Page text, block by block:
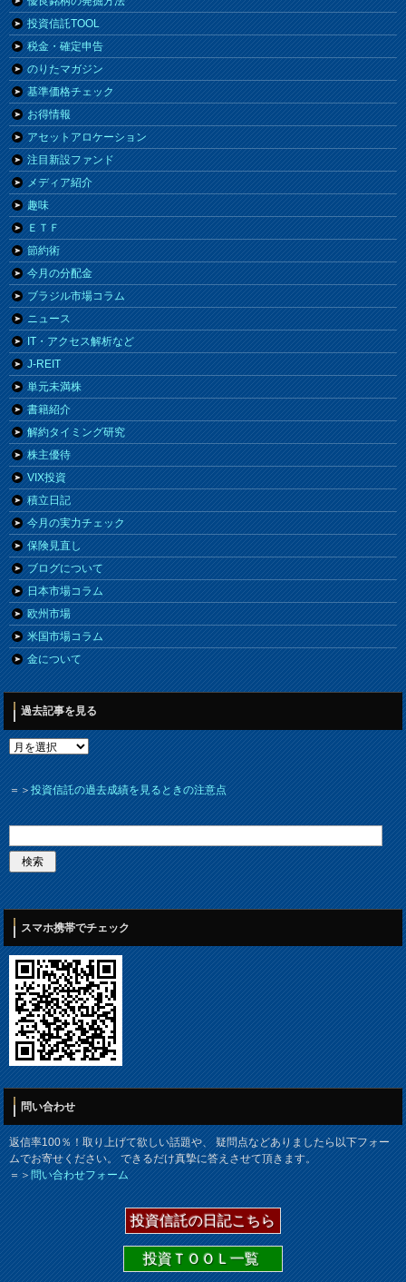
投資信託TOOL
税金・確定申告
のりたマガジン
基準価格チェック
お得情報
アセットアロケーション
注目新設ファンド
メディア紹介
趣味
ＥＴＦ
節約術
今月の分配金
ブラジル市場コラム
ニュース
IT・アクセス解析など
J-REIT
単元未満株
書籍紹介
解約タイミング研究
株主優待
VIX投資
積立日記
今月の実力チェック
保険見直し
ブログについて
日本市場コラム
欧州市場
米国市場コラム
金について
過去記事を見る
＝＞投資信託の過去成績を見るときの注意点
スマホ携帯でチェック
問い合わせ
返信率100％！取り上げて欲しい話題や、 疑問点などありましたら以下フォー
ムでお寄せください。 できるだけ真摯に答えさせて頂きます。
＝＞問い合わせフォーム
投資信託の日記こちら
投資ＴＯＯＬ一覧